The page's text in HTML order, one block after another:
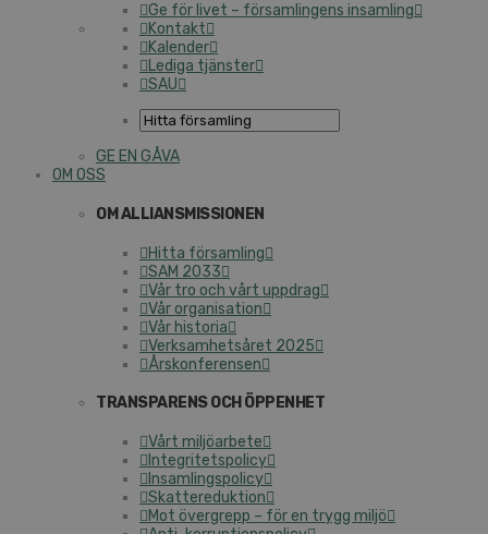
Ge för livet – församlingens insamling
Kontakt
Kalender
Lediga tjänster
SAU
GE EN GÅVA
OM OSS
OM ALLIANSMISSIONEN
Hitta församling
SAM 2033
Vår tro och vårt uppdrag
Vår organisation
Vår historia
Verksamhetsåret 2025
Årskonferensen
TRANSPARENS OCH ÖPPENHET
Vårt miljöarbete
Integritetspolicy
Insamlingspolicy
Skattereduktion
Mot övergrepp – för en trygg miljö